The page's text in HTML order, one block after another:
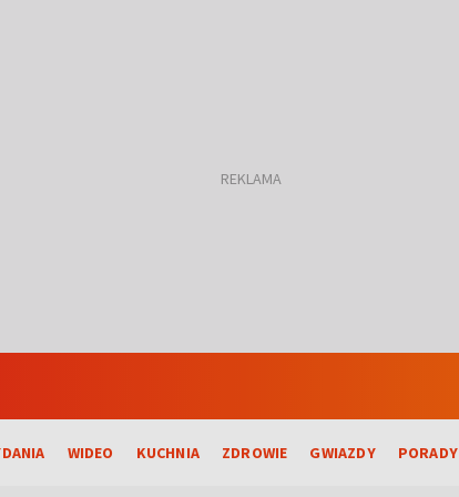
WIDEO KUCHNIA ZDROWIE GWIAZDY PORADY